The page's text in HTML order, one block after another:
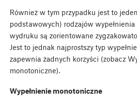
Również w tym przypadku jest to
podstawowych) rodzajów
wydruku są zorientowane
Jest to jednak najprostszy typ
zapewnia żadnych korzyści (zobacz
monotoniczne).
Wypełnienie monotoniczne